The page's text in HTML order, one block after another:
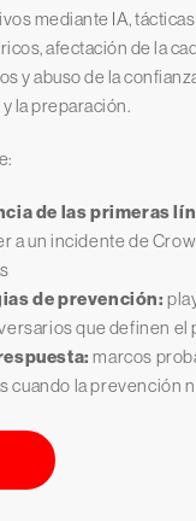
mediante IA,
afectación de la
y abuso de la
la preparación.
de las primeras
a un incidente de
de prevención:
que definen el
marcos
cuando la prevención